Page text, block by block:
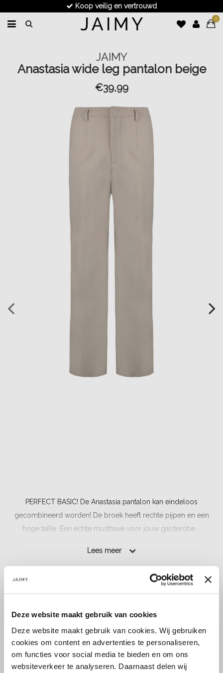
Deze website maakt gebruik van cookies
Deze website maakt gebruik van cookies. Wij gebruiken
cookies om content en advertenties te personaliseren,
om functies voor social media te bieden en om ons
websiteverkeer te analyseren. Daarnaast delen wij
Koop veilig en vertrouwd
0
JAIMY
Anastasia wide leg pantalon beige
€39,99
PERFECT BASIC! De Anastasia pantalon kan eindeloos
gecombineerd worden! De broek heeft rechte pijpen en een
hoge taille. Een echte musthave voor jouw garderobe....
Lees meer
Select a size